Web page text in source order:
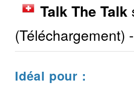
Talk The Talk
(Téléchargement) -
Idéal pour :